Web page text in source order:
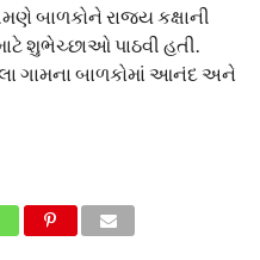
બાળકોને રાજ્ય કક્ષાની
શુભેચ્છાઓ પાઠવી હતી.
ગામના બાળકોમાં આનંદ અને